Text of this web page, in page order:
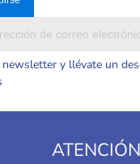
y llévate un